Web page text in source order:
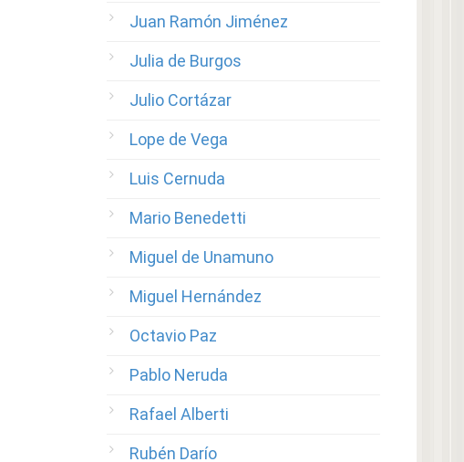
Juan Ramón Jiménez
Julia de Burgos
Julio Cortázar
Lope de Vega
Luis Cernuda
Mario Benedetti
Miguel de Unamuno
Miguel Hernández
Octavio Paz
Pablo Neruda
Rafael Alberti
Rubén Darío